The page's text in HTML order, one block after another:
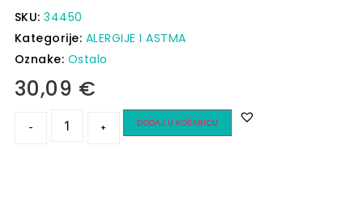
SKU:34450
Kategorije: ALERGIJE I ASTMA
Oznake: Ostalo
30,09 €
- + DODAJ U KOŠARICU